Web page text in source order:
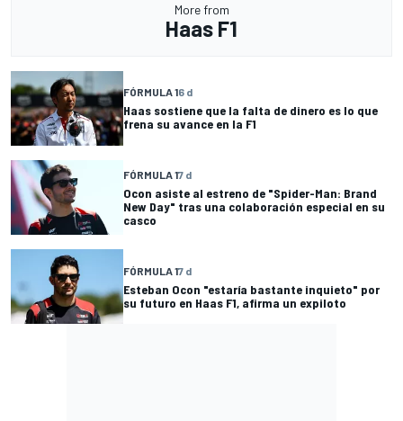
More from
Haas F1
FÓRMULA 16 d
Haas sostiene que la falta de dinero es lo que
frena su avance en la F1
FÓRMULA 17 d
Ocon asiste al estreno de "Spider-Man: Brand
New Day" tras una colaboración especial en su
casco
FÓRMULA 17 d
Esteban Ocon "estaría bastante inquieto" por
su futuro en Haas F1, afirma un expiloto